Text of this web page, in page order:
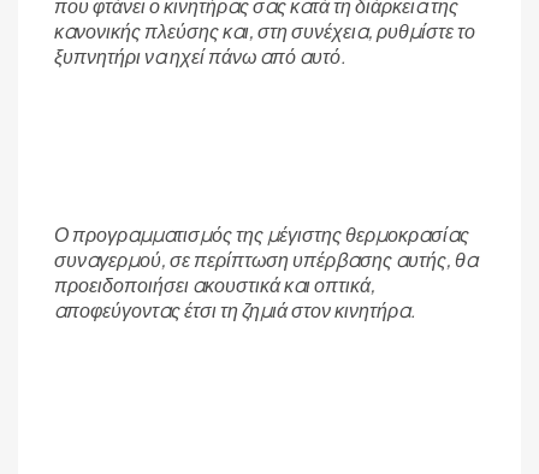
που φτάνει ο κινητήρας σας κατά τη διάρκεια της
κανονικής πλεύσης και, στη συνέχεια, ρυθμίστε το
ξυπνητήρι να ηχεί πάνω από αυτό.
Ο προγραμματισμός της μέγιστης θερμοκρασίας
συναγερμού, σε περίπτωση υπέρβασης αυτής, θα
προειδοποιήσει ακουστικά και οπτικά,
αποφεύγοντας έτσι τη ζημιά στον κινητήρα.